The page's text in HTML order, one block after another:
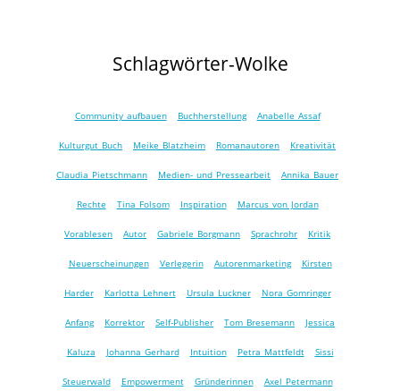
Schlagwörter-Wolke
Community aufbauen Buchherstellung Anabelle Assaf
Kulturgut Buch Meike Blatzheim Romanautoren Kreativität
Claudia Pietschmann Medien- und Pressearbeit Annika Bauer
Rechte Tina Folsom Inspiration Marcus von Jordan
Vorablesen Autor Gabriele Borgmann Sprachrohr Kritik
Neuerscheinungen Verlegerin Autorenmarketing Kirsten
Harder Karlotta Lehnert Ursula Luckner Nora Gomringer
Anfang Korrektor Self-Publisher Tom Bresemann Jessica
Kaluza Johanna Gerhard Intuition Petra Mattfeldt Sissi
Steuerwald Empowerment Gründerinnen Axel Petermann